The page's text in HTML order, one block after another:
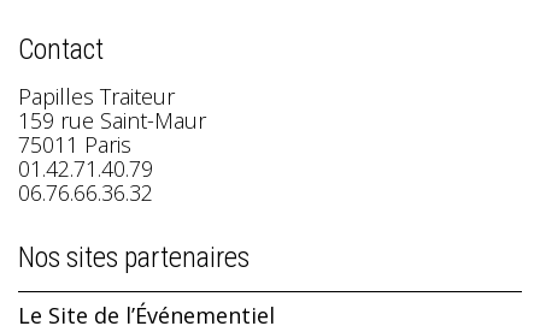
Contact
Papilles Traiteur
159 rue Saint-Maur
75011 Paris
01.42.71.40.79
06.76.66.36.32
Nos sites partenaires
Le Site de l’Événementiel